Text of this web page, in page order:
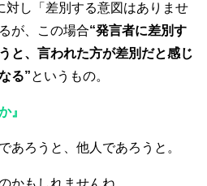
対し「差別する意図はありませ
が、この場合“発言者に差別す
と、言われた方が差別だと感じ
る”というもの。
』
あろうと、他人であろうと。